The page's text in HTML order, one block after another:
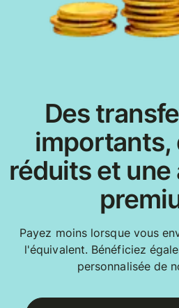
Des
importants,
réduits et
Payez moins lorsque vous
l'équivalent. Bénéficiez
personnalisée de